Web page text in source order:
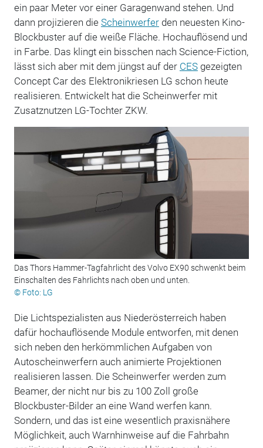
ein paar Meter vor einer Garagenwand stehen. Und
dann projizieren die Scheinwerferden neuesten Kino-
Blockbuster auf die weiße Fläche. Hochauflösend und
in Farbe. Das klingt ein bisschen nach Science-Fiction,
lässt sich aber mit dem jüngst auf der CESgezeigten
Concept Car des Elektronikriesen LG schon heute
realisieren. Entwickelt hat die Scheinwerfer mit
Zusatznutzen LG-Tochter ZKW.
Das Thors Hammer-Tagfahrlicht des Volvo EX90 schwenkt beim
Einschalten des Fahrlichts nach oben und unten.
© Foto: LG
Die Lichtspezialisten aus Niederösterreich haben
dafür hochauflösende Module entworfen, mit denen
sich neben den herkömmlichen Aufgaben von
Autoscheinwerfern auch animierte Projektionen
realisieren lassen. Die Scheinwerfer werden zum
Beamer, der nicht nur bis zu 100 Zoll große
Blockbuster-Bilder an eine Wand werfen kann.
Sondern, und das ist eine wesentlich praxisnähere
Möglichkeit, auch Warnhinweise auf die Fahrbahn